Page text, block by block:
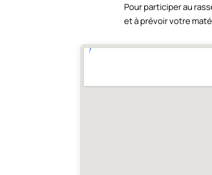
Pour participer au
et à prévoir votre